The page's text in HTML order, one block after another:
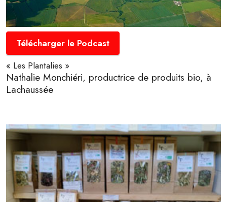
Télécharger le Podcast
« Les Plantalies »
Nathalie Monchiéri, productrice de produits bio, à
Lachaussée